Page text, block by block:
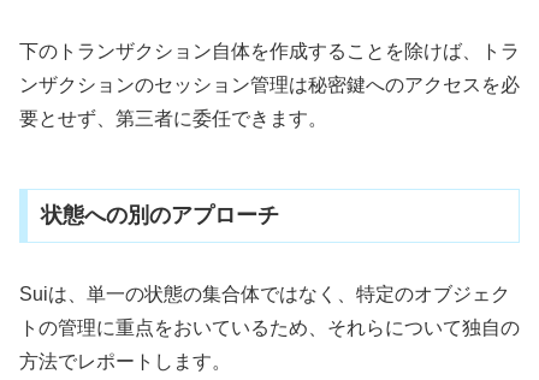
下のトランザクション自体を作成することを除けば、トラ
ンザクションのセッション管理は秘密鍵へのアクセスを必
要とせず、第三者に委任できます。
状態への別のアプローチ
Suiは、単一の状態の集合体ではなく、特定のオブジェク
トの管理に重点をおいているため、それらについて独自の
方法でレポートします。